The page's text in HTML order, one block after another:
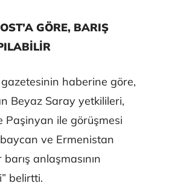
GÖRE, BARIŞ
haberine göre,
Beyaz Saray yetkilileri,
Paşinyan ile görüşmesi
ve Ermenistan
anlaşmasının
belirtti.